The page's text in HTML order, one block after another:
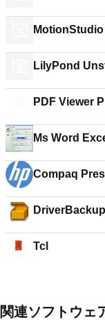
MotionStudio
LilyPond
PDF Viewer
Ms Word
Compaq
Tcl
関連ソフトウェ